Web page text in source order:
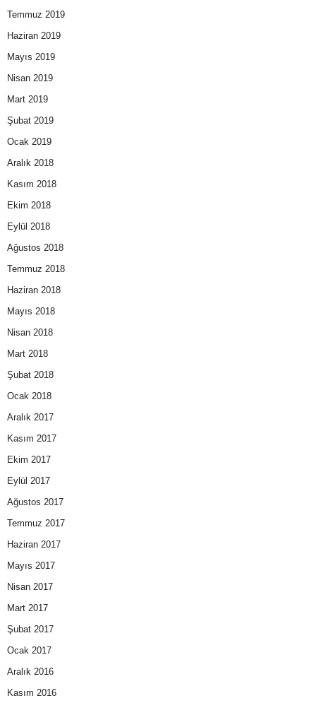
Temmuz 2019
Haziran 2019
Mayıs 2019
Nisan 2019
Mart 2019
Şubat 2019
Ocak 2019
Aralık 2018
Kasım 2018
Ekim 2018
Eylül 2018
Ağustos 2018
Temmuz 2018
Haziran 2018
Mayıs 2018
Nisan 2018
Mart 2018
Şubat 2018
Ocak 2018
Aralık 2017
Kasım 2017
Ekim 2017
Eylül 2017
Ağustos 2017
Temmuz 2017
Haziran 2017
Mayıs 2017
Nisan 2017
Mart 2017
Şubat 2017
Ocak 2017
Aralık 2016
Kasım 2016